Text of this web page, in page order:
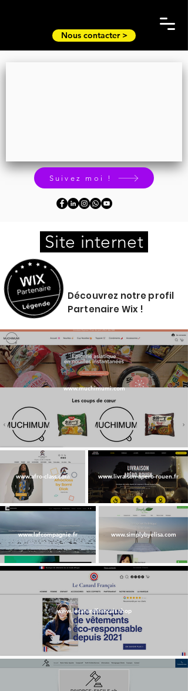
Nous contacter >
Suivez moi !
Site internet
Découvrez notre profil
Partenaire Wix !
www.muchimumi.com
www.afro-class.com www.livraison-apero-rouen.fr
www.lafcompagnie.fr www.simplybyelisa.com
www.lecanardfrancais.shop